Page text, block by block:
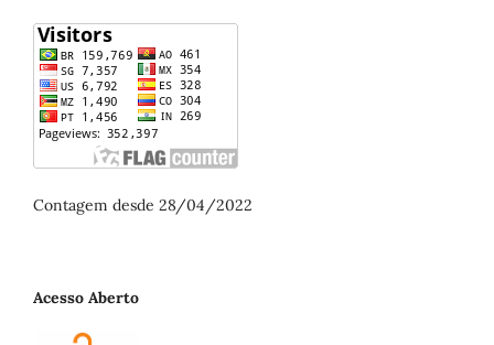
Contagem desde 28/04/2022
Acesso Aberto